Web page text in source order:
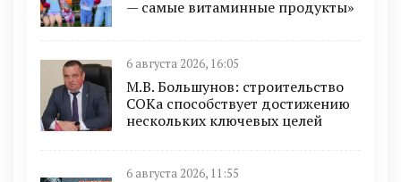
— самые витаминные продукты»
6 августа 2026, 16:05
М.В. Большунов: строительство
СОКа способствует достижению
нескольких ключевых целей
6 августа 2026, 11:55